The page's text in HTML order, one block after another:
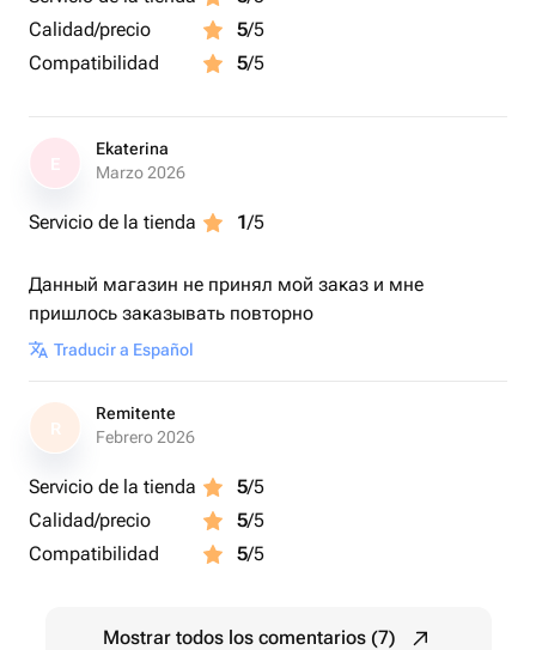
Calidad/precio
5/5
Compatibilidad
5/5
Ekaterina
Marzo 2026
Servicio de la tienda 1/5
Данный магазин не принял мой заказ и мне
пришлось заказывать повторно
Traducir a Español
R
Remitente
Febrero 2026
Servicio de la tienda 5/5
Calidad/precio
5/5
Compatibilidad
5/5
Mostrar todos los comentarios (7)